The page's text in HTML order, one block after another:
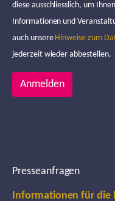
diese ausschliesslich, um
Informationen und
auch unsere Hinweise zum
jederzeit wieder abbestellen.
Anmelden
Presseanfragen
Informationen für die